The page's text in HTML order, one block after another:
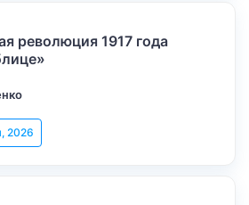
революция 1917 года
2026